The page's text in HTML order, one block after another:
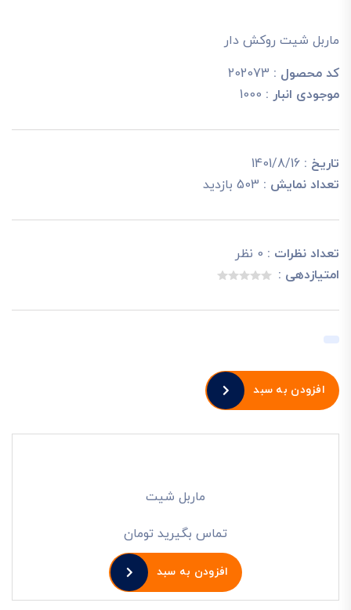
ماربل شیت روکش دار
کد محصول : 202073
موجودی انبار : 1000
تاریخ : 1401/8/16
تعداد نمایش : 503 بازدید
تعداد نظرات : 0 نظر
امتیازدهی :
افزودن به سبد
ماربل شیت
تماس بگیرید تومان
افزودن به سبد